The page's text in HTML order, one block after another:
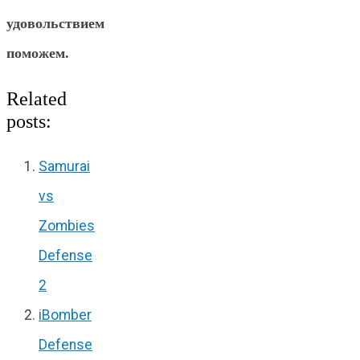
удовольствием
поможем.
Related
posts:
Samurai
vs
Zombies
Defense
2
iBomber
Defense